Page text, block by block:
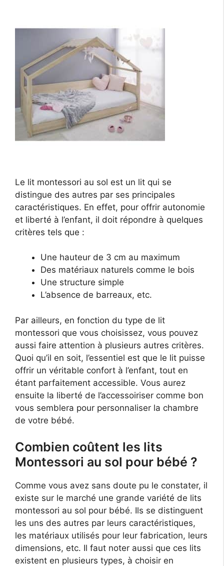
Le lit montessori au sol est un lit qui se
distingue des autres par ses principales
caractéristiques. En effet, pour offrir autonomie
et liberté à l’enfant, il doit répondre à quelques
critères tels que :
Une hauteur de 3 cm au maximum
Des matériaux naturels comme le bois
Une structure simple
L’absence de barreaux, etc.
Par ailleurs, en fonction du type de lit
montessori que vous choisissez, vous pouvez
aussi faire attention à plusieurs autres critères.
Quoi qu’il en soit, l’essentiel est que le lit puisse
offrir un véritable confort à l’enfant, tout en
étant parfaitement accessible. Vous aurez
ensuite la liberté de l’accessoiriser comme bon
vous semblera pour personnaliser la chambre
de votre bébé.
Combien coûtent les lits
Montessori au sol pour bébé ?
Comme vous avez sans doute pu le constater, il
existe sur le marché une grande variété de lits
montessori au sol pour bébé. Ils se distinguent
les uns des autres par leurs caractéristiques,
les matériaux utilisés pour leur fabrication, leurs
dimensions, etc. Il faut noter aussi que ces lits
existent en plusieurs types, à choisir en